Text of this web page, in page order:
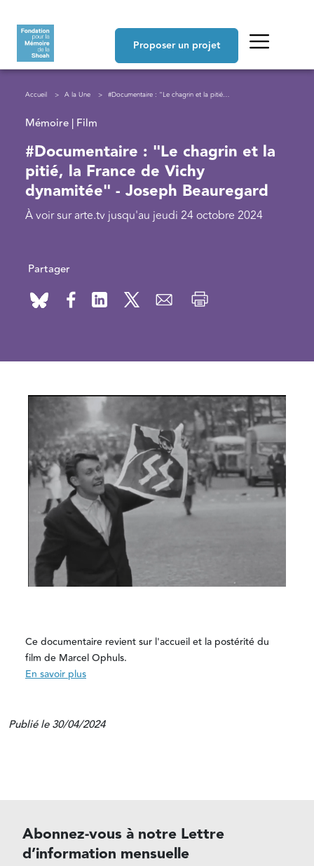
Proposer un projet
Fil d'Ariane
Accueil A la Une #Documentaire : "Le chagrin et la pitié, la France de Vichy dynamitée" - Joseph Beauregard
Mémoire | Film
#Documentaire : "Le chagrin et la
pitié, la France de Vichy
dynamitée" - Joseph Beauregard
À voir sur arte.tv jusqu'au jeudi 24 octobre 2024
Partager
Ce documentaire revient sur l'accueil et la postérité du
film de Marcel Ophuls.
En savoir plus
Publié le 30/04/2024
Abonnez-vous à notre Lettre
d’information mensuelle